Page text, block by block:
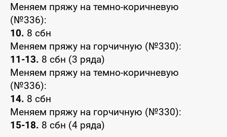
Меняем пряжу на темно-коричневую
(№336):
10. 8 сбн
Меняем пряжу на горчичную (№330):
11-13. 8 сбн (3 ряда)
Меняем пряжу на темно-коричневую
(№336):
14. 8 сбн
Меняем пряжу на горчичную (№330):
15-18. 8 сбн (4 ряда)